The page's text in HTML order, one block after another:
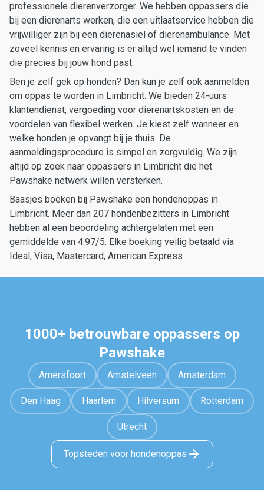
professionele dierenverzorger. We hebben oppassers die
bij een dierenarts werken, die een uitlaatservice hebben die
vrijwilliger zijn bij een dierenasiel of dierenambulance. Met
zoveel kennis en ervaring is er altijd wel iemand te vinden
die precies bij jouw hond past.
Ben je zelf gek op honden? Dan kun je zelf ook aanmelden
om oppas te worden in Limbricht. We bieden 24-uurs
klantendienst, vergoeding voor dierenartskosten en de
voordelen van flexibel werken. Je kiest zelf wanneer en
welke honden je opvangt bij je thuis. De
aanmeldingsprocedure is simpel en zorgvuldig. We zijn
altijd op zoek naar oppassers in Limbricht die het
Pawshake netwerk willen versterken.
Baasjes boeken bij Pawshake een hondenoppas in
Limbricht. Meer dan 207 hondenbezitters in Limbricht
hebben al een beoordeling achtergelaten met een
gemiddelde van 4.97/5. Elke boeking veilig betaald via
Ideal, Visa, Mastercard, American Express
1000+ betrouwbare oppassers op
Pawshake
Amersfoort Amstelveen Amsterdam
Den Haag Haarlem Hilversum Rotterdam
Utrecht
Topsteden voor hondenoppas